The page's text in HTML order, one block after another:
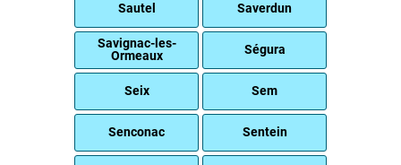
Sautel Saverdun
Savignac-les-
Ormeaux
Ségura
Seix Sem
Senconac Sentein